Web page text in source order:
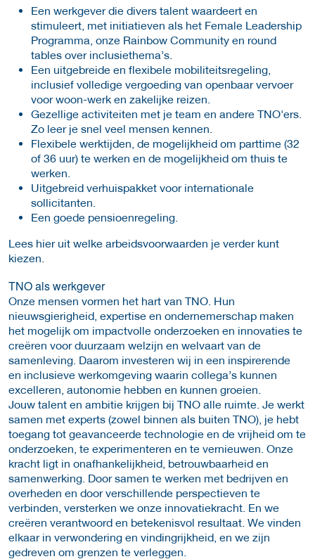
Een werkgever die divers talent waardeert en
stimuleert, met initiatieven als het Female Leadership
Programma, onze Rainbow Community en round
tables over inclusiethema’s.
Een uitgebreide en flexibele mobiliteitsregeling,
inclusief volledige vergoeding van openbaar vervoer
voor woon-werk en zakelijke reizen.
Gezellige activiteiten met je team en andere TNO'ers.
Zo leer je snel veel mensen kennen.
Flexibele werktijden, de mogelijkheid om parttime (32
of 36 uur) te werken en de mogelijkheid om thuis te
werken.
Uitgebreid verhuispakket voor internationale
sollicitanten.
Een goede pensioenregeling.
Lees hier uit welke arbeidsvoorwaarden je verder kunt
kiezen.
TNO als werkgever
Onze mensen vormen het hart van TNO. Hun
nieuwsgierigheid, expertise en ondernemerschap maken
het mogelijk om impactvolle onderzoeken en innovaties te
creëren voor duurzaam welzijn en welvaart van de
samenleving. Daarom investeren wij in een inspirerende
en inclusieve werkomgeving waarin collega’s kunnen
excelleren, autonomie hebben en kunnen groeien.
Jouw talent en ambitie krijgen bij TNO alle ruimte. Je werkt
samen met experts (zowel binnen als buiten TNO), je hebt
toegang tot geavanceerde technologie en de vrijheid om te
onderzoeken, te experimenteren en te vernieuwen. Onze
kracht ligt in onafhankelijkheid, betrouwbaarheid en
samenwerking. Door samen te werken met bedrijven en
overheden en door verschillende perspectieven te
verbinden, versterken we onze innovatiekracht. En we
creëren verantwoord en betekenisvol resultaat. We vinden
elkaar in verwondering en vindingrijkheid, en we zijn
gedreven om grenzen te verleggen.